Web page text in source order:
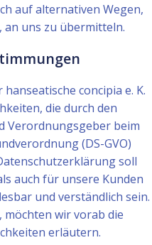
auf alternativen Wegen,
an uns zu übermitteln.
concipia e. K.
die durch den
Verordnungsgeber beim
(DS-GVO)
soll
auch für unsere Kunden
und verständlich sein.
möchten wir vorab die
erläutern.